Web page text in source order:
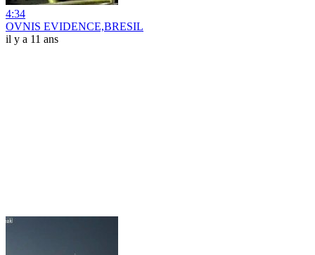
4:34
OVNIS EVIDENCE,BRESIL
il y a 11 ans